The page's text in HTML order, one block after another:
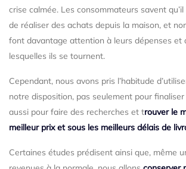
crise calmée. Les consommateurs savent
de réaliser des achats depuis la maison, et
font davantage attention à leurs dépenses et
lesquelles ils se tournent.
Cependant, nous avons pris l’habitude
notre disposition, pas seulement pour
aussi pour faire des recherches et trouver le
meilleur prix et sous les meilleurs délais de
Certaines études prédisent ainsi que, même